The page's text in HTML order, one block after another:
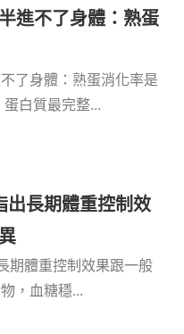
進不了身體：熟蛋
了身體：熟蛋消化率是
白質最完整...
出長期體重控制效
期體重控制效果跟一般
，血糖穩...